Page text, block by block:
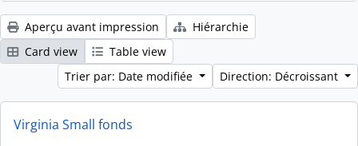
Aperçu avant impression
Hiérarchie
Card view
Table view
Trier par: Date modifiée
Direction: Décroissant
Virginia Small fonds